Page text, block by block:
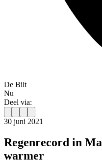
De Bilt
Nu
Deel via:
30 juni 2021
Regenrecord in
warmer